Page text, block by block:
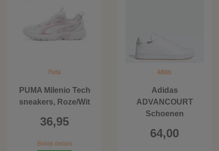
Puma
PUMA Milenio Tech
sneakers, Roze/Wit
36,95
Bekijk details
Adidas
Adidas
ADVANCOURT
Schoenen
64,00